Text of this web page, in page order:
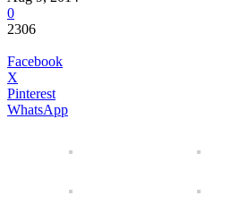
0
2306
Facebook
X
Pinterest
WhatsApp